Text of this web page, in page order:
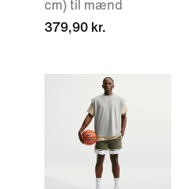
cm) til mænd
379,90 kr.